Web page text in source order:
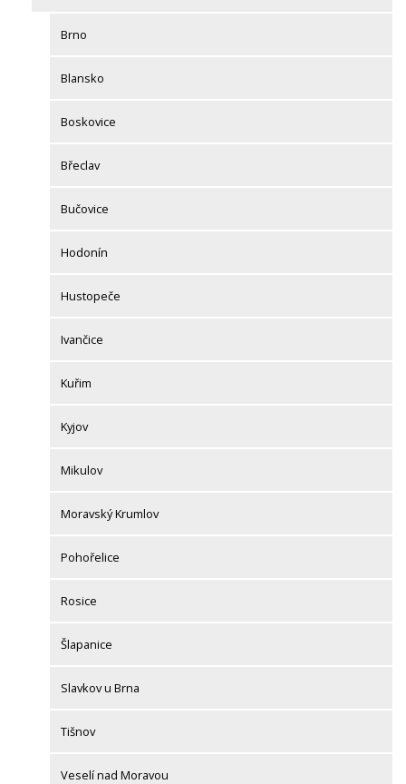
Brno
Blansko
Boskovice
Břeclav
Bučovice
Hodonín
Hustopeče
Ivančice
Kuřim
Kyjov
Mikulov
Moravský Krumlov
Pohořelice
Rosice
Šlapanice
Slavkov u Brna
Tišnov
Veselí nad Moravou